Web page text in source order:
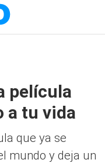
película
a tu vida
que ya se
mundo y deja un